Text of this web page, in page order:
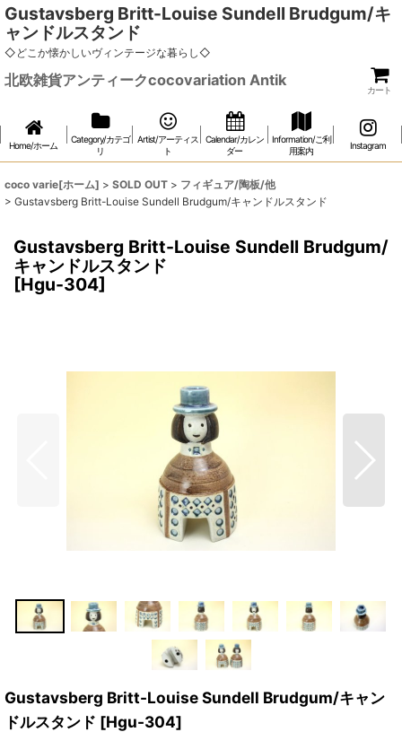
Gustavsberg Britt-Louise Sundell Brudgum/キ
ャンドルスタンド
◇どこか懐かしいヴィンテージな暮らし◇
北欧雑貨アンティークcocovariation Antik
カート
Home/ホーム
Category/カテゴ
リ
Artist/アーティス
ト
Calendar/カレン
ダー
Information/ご利
用案内
Instagram
coco varie[ホーム] > SOLD OUT > フィギュア/陶板/他
> Gustavsberg Britt-Louise Sundell Brudgum/キャンドルスタンド
Gustavsberg Britt-Louise Sundell Brudgum/
キャンドルスタンド
[Hgu-304]
Gustavsberg Britt-Louise Sundell Brudgum/キャン
ドルスタンド [Hgu-304]